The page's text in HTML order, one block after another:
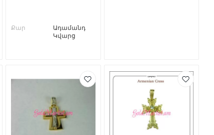
Քար
Ադամանդ
Կվարց